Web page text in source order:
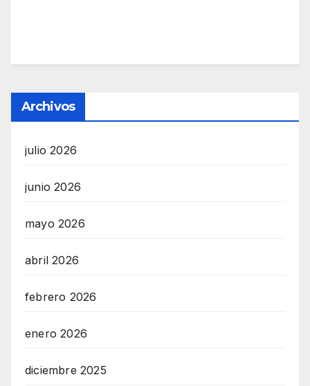
Archivos
julio 2026
junio 2026
mayo 2026
abril 2026
febrero 2026
enero 2026
diciembre 2025